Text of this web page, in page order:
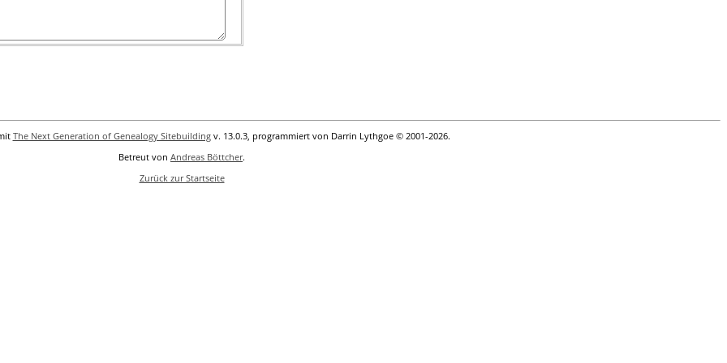
The Next Generation of Genealogy Sitebuildingv. 13.0.3, programmiert von Darrin Lythgoe © 2001-2026.
Betreut von Andreas Böttcher.
Zurück zur Startseite